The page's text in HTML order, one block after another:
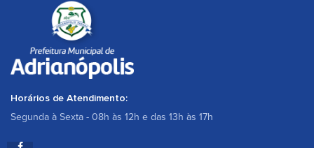
Horários de Atendimento:
Segunda à Sexta - 08h às 12h e das 13h às 17h